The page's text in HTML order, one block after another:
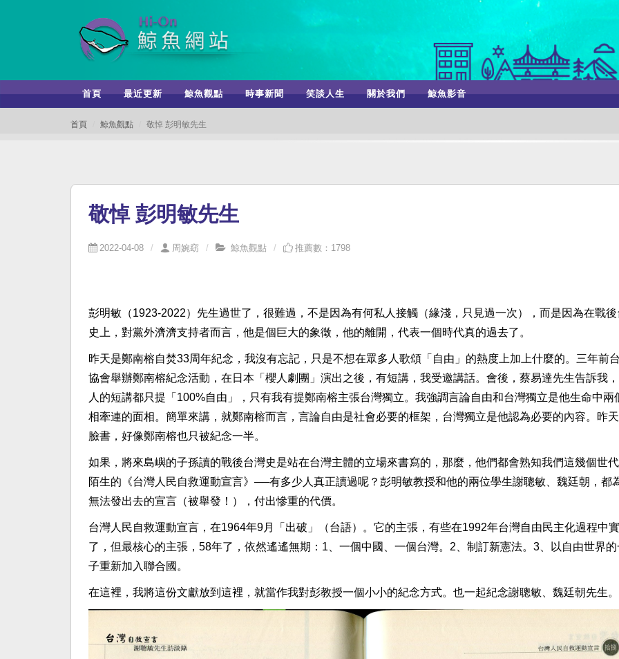
首頁 最近更新 鯨魚觀點 時事新聞 笑談人生 關於我們 鯨魚影音
首頁 鯨魚觀點 敬悼 彭明敏先生
敬悼 彭明敏先生
2022-04-08 周婉窈 鯨魚觀點 推薦數：1798
彭明敏（1923-2022）先生過世了，很難過，不是因為有何私人接觸（緣淺，只見過一次），而是因為在戰
史上，對黨外濟濟支持者而言，他是個巨大的象徵，他的離開，代表一個時代真的過去了。
昨天是鄭南榕自焚33周年紀念，我沒有忘記，只是不想在眾多人歌頌「自由」的熱度上加上什麼的。三年前
協會舉辦鄭南榕紀念活動，在日本「櫻人劇團」演出之後，有短講，我受邀講話。會後，蔡易達先生告訴我
人的短講都只提「100%自由」，只有我有提鄭南榕主張台灣獨立。我強調言論自由和台灣獨立是他生命中兩
相牽連的面相。簡單來講，就鄭南榕而言，言論自由是社會必要的框架，台灣獨立是他認為必要的內容。昨
臉書，好像鄭南榕也只被紀念一半。
如果，將來島嶼的子孫讀的戰後台灣史是站在台灣主體的立場來書寫的，那麼，他們都會熟知我們這幾個世
陌生的《台灣人民自救運動宣言》──有多少人真正讀過呢？彭明敏教授和他的兩位學生謝聰敏、魏廷朝，都
無法發出去的宣言（被舉發！），付出慘重的代價。
台灣人民自救運動宣言，在1964年9月「出破」（台語）。它的主張，有些在1992年台灣自由民主化過程中
了，但最核心的主張，58年了，依然遙遙無期：1、一個中國、一個台灣。2、制訂新憲法。3、以自由世界
子重新加入聯合國。
在這裡，我將這份文獻放到這裡，就當作我對彭教授一個小小的紀念方式。也一起紀念謝聰敏、魏廷朝先生。